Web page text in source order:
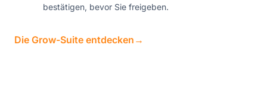
bestätigen, bevor Sie freigeben.
Die Grow-Suite entdecken →